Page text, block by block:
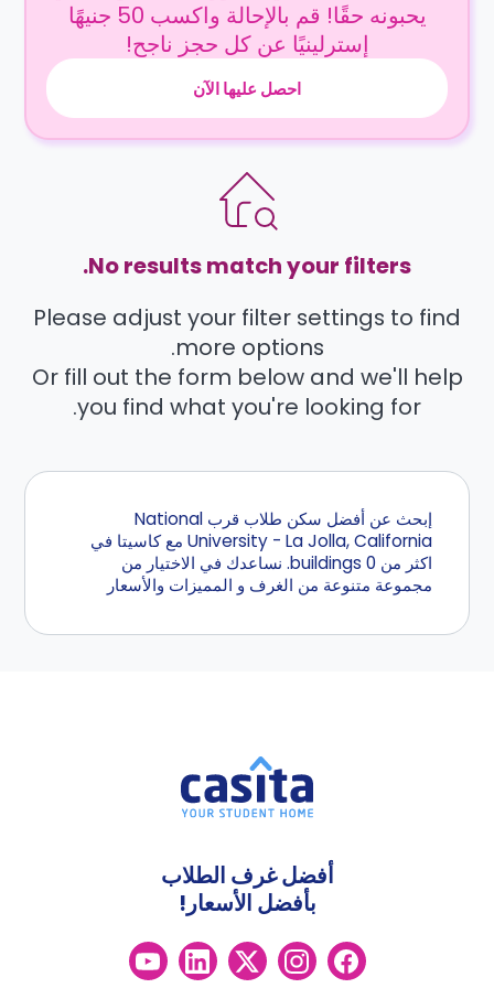
يحبونه حقًا! قم بالإحالة واكسب 50 جنيهًا
إسترلينيًا عن كل حجز ناجح!
احصل عليها الآن
No results match your filters.
Please adjust your filter settings to find
more options.
Or fill out the form below and we'll help
you find what you're looking for.
إبحث عن أفضل سكن طلاب قرب National
University - La Jolla, California مع كاسيتا في
اكثر من 0 buildings. نساعدك في الاختيار من
مجموعة متنوعة من الغرف و المميزات والأسعار
أفضل غرف الطلاب
بأفضل الأسعار!